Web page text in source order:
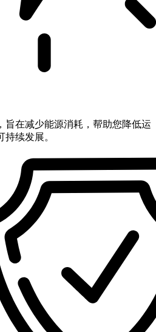
旨在减少能源消耗，帮助您降低运
续发展。